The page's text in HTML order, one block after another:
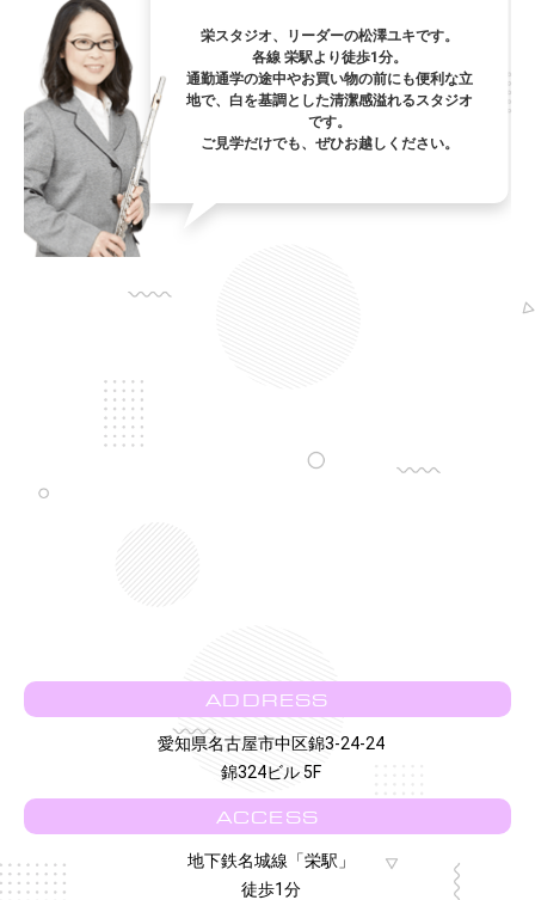
栄スタジオ、リーダーの松澤ユキです。
各線 栄駅より徒歩1分。
通勤通学の途中やお買い物の前にも便利な立
地で、白を基調とした清潔感溢れるスタジオ
です。
ご見学だけでも、ぜひお越しください。
ADDRESS
愛知県名古屋市中区錦3-24-24
錦324ビル 5F
ACCESS
地下鉄名城線「栄駅」
徒歩1分